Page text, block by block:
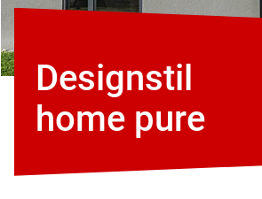
Designstil
home pure